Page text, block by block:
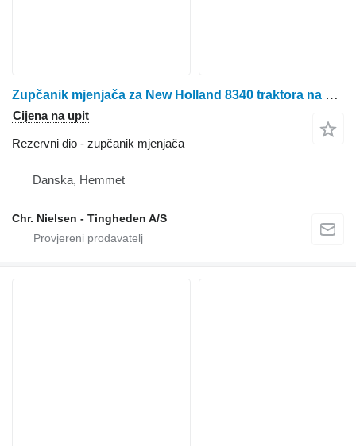
Zupčanik mjenjača za New Holland 8340 traktora na kotačima
Cijena na upit
Rezervni dio - zupčanik mjenjača
Danska, Hemmet
Chr. Nielsen - Tingheden A/S